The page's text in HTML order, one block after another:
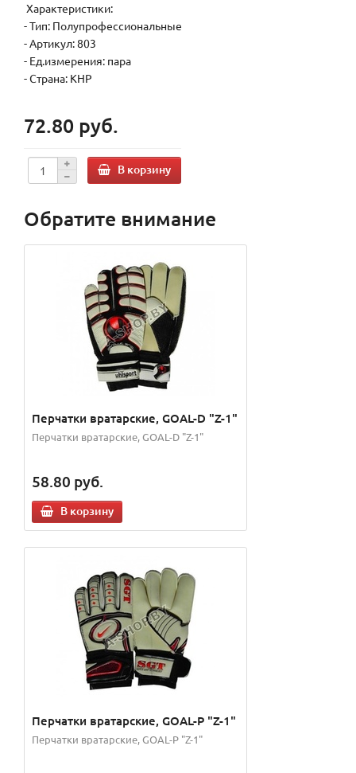
Характеристики:
- Тип: Полупрофессиональные
- Артикул: 803
- Ед.измерения: пара
- Страна: КНР
72.80 руб.
В корзину
Обратите внимание
Перчатки вратарские, GOAL-D "Z-1"
Перчатки вратарские, GOAL-D "Z-1"
58.80 руб.
В корзину
Перчатки вратарские, GOAL-P "Z-1"
Перчатки вратарские, GOAL-P "Z-1"